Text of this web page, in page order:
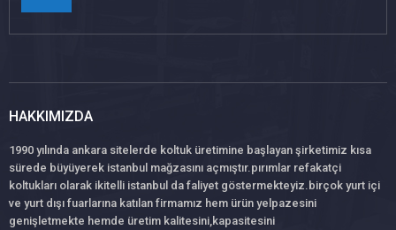
HAKKIMIZDA
1990 yılında ankara sitelerde koltuk üretimine başlayan şirketimiz kısa
sürede büyüyerek istanbul mağzasını açmıştır.pırımlar refakatçi
koltukları olarak ikitelli istanbul da faliyet göstermekteyiz.birçok yurt içi
ve yurt dışı fuarlarına katılan firmamız hem ürün yelpazesini
genişletmekte hemde üretim kalitesini,kapasitesini